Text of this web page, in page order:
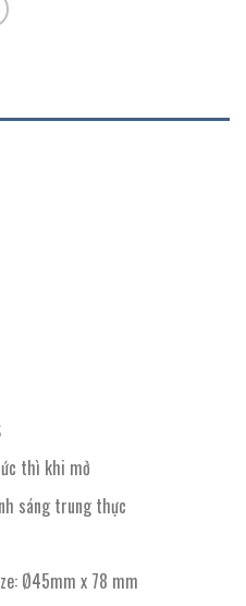
thì khi mở
sáng trung thực
Ø45mm x 78 mm